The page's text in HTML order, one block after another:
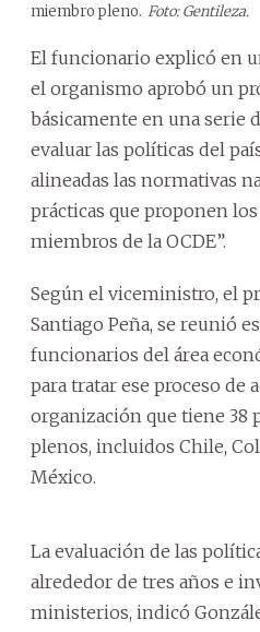
miembro pleno. Foto: Gentileza.
El funcionario explicó en
el organismo aprobó un
básicamente en una serie
evaluar las políticas del
alineadas las normativas
prácticas que proponen
miembros de la OCDE”.
Según el viceministro, el
Santiago Peña, se reunió
funcionarios del área
para tratar ese proceso de
organización que tiene 38
plenos, incluidos Chile,
México.
La evaluación de las
alrededor de tres años e
ministerios, indicó